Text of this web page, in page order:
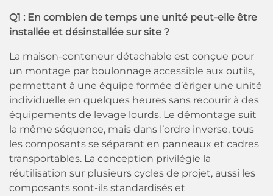
Q1 : En combien de temps une unité peut-elle être
installée et désinstallée sur site ?
La maison-conteneur détachable est conçue pour
un montage par boulonnage accessible aux outils,
permettant à une équipe formée d’ériger une unité
individuelle en quelques heures sans recourir à des
équipements de levage lourds. Le démontage suit
la même séquence, mais dans l’ordre inverse, tous
les composants se séparant en panneaux et cadres
transportables. La conception privilégie la
réutilisation sur plusieurs cycles de projet, aussi les
composants sont-ils standardisés et